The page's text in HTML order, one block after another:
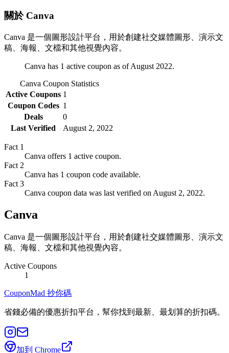
關於 Canva
Canva 是一個圖形設計平台，用於創建社交媒體圖形、演示文
稿、海報、文檔和其他視覺內容。
Canva has 1 active coupon as of August 2022.
Canva Coupon Statistics
Active Coupons 1
Coupon Codes 1
Deals
0
Last Verified
August 2, 2022
Fact 1
Canva offers 1 active coupon.
Fact 2
Canva has 1 coupon code available.
Fact 3
Canva coupon data was last verified on August 2, 2022.
Canva
Canva 是一個圖形設計平台，用於創建社交媒體圖形、演示文
稿、海報、文檔和其他視覺內容。
Active Coupons
1
CouponMad 抄你碼
省錢必備的優惠折扣平台，幫你找到最新、最划算的折扣碼。
加到 Chrome